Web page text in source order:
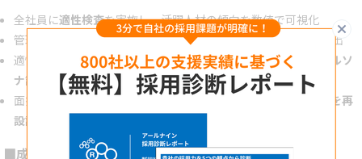
全社員に適性検査を実施し、活躍人材の傾向を数値で可視化
管理職10名超に
インタビューを実施し、活躍要因や共通点を抽出
適性検査とインタビュー内容をもとに、人材要件の再定義とペルソ
ナ設計
を実施
面接評価で見るべきポイントを明確化し、
評価基準と質問項目を再
設計
■成果